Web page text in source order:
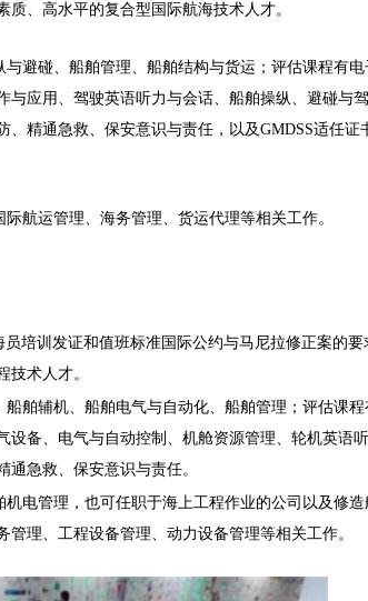
、高水平的复合型国际航海技术人才。
避碰、船舶管理、船舶结构与货运；评估课程有电
与应用、驾驶英语听力与会话、船舶操纵、避碰与
精通急救、保安意识与责任，以及GMDSS适任证
航运管理、海务管理、货运代理等相关工作。
培训发证和值班标准国际公约与马尼拉修正案的要
术人才。
舶辅机、船舶电气与自动化、船舶管理；评估课程
备、电气与自动控制、机舱资源管理、轮机英语
急救、保安意识与责任。
电管理，也可任职于海上工程作业的公司以及修造
理、工程设备管理、动力设备管理等相关工作。